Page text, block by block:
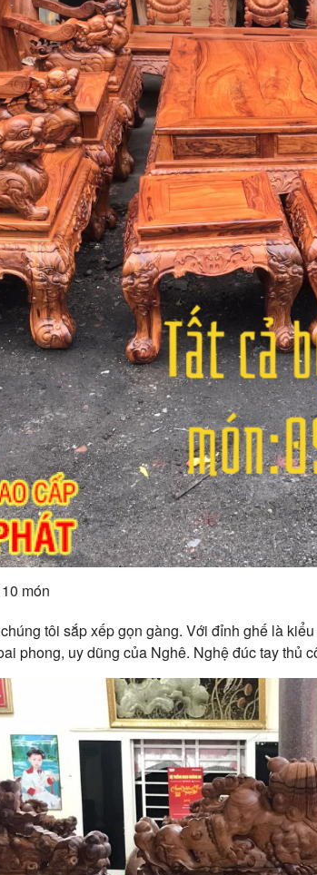
món
tôi sắp xếp gọn gàng. Với đỉnh ghế là
phong, uy dũng của Nghê. Nghệ đúc tay thủ